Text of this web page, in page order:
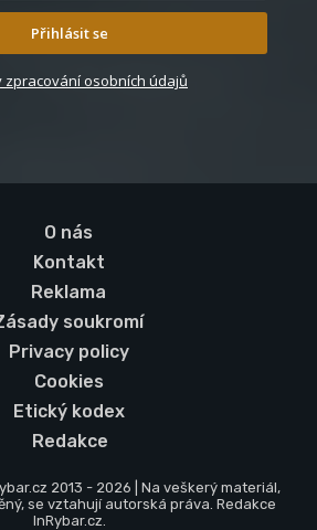
Přihlásit se
zpracování osobních údajů
O nás
Kontakt
Reklama
soukromí
Privacy policy
Cookies
Etický kodex
Redakce
2013 - 2026 | Na veškerý materiál,
se vztahují autorská práva. Redakce
InRybar.cz.